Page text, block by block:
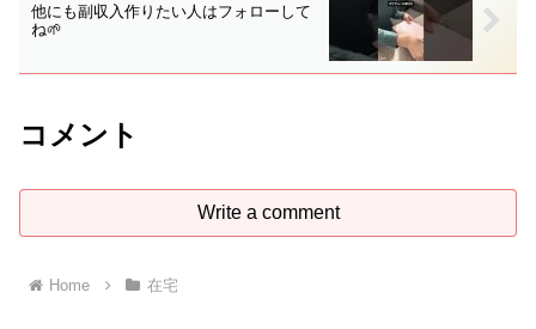
他にも副収入作りたい人はフォローして
ね🌱
コメント
Write a comment
Home 在宅